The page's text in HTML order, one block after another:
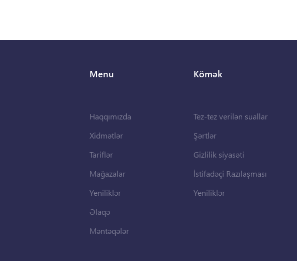
Menu
Haqqımızda
Xidmətlər
Tariflər
Mağazalar
Yeniliklər
Əlaqə
Məntəqələr
Kömək
Tez-tez verilən suallar
Şərtlər
Gizlilik siyasəti
İstifadəçi Razılaşması
Yeniliklər